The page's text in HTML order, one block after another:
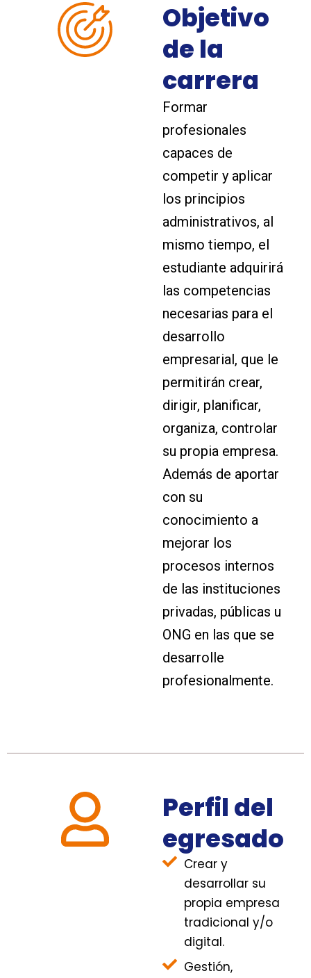
Objetivo
de la
carrera
Formar
profesionales
capaces de
competir y aplicar
los principios
administrativos, al
mismo tiempo, el
estudiante adquirirá
las competencias
necesarias para el
desarrollo
empresarial, que le
permitirán crear,
dirigir, planificar,
organiza, controlar
su propia empresa.
Además de aportar
con su
conocimiento a
mejorar los
procesos internos
de las instituciones
privadas, públicas u
ONG en las que se
desarrolle
profesionalmente.
Perfil del
egresado
Crear y
desarrollar su
propia empresa
tradicional y/o
digital.
Gestión,